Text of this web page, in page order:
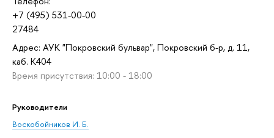
+7 (495) 531-00-00
27484
Адрес: АУК "Покровский бульвар", Покровский б-р, д. 11,
каб. K404
Время присутствия: 10:00 - 18:00
Руководители
Воскобойников И. Б.